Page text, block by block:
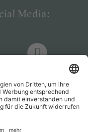
Media:
Hogrefe
Verlag